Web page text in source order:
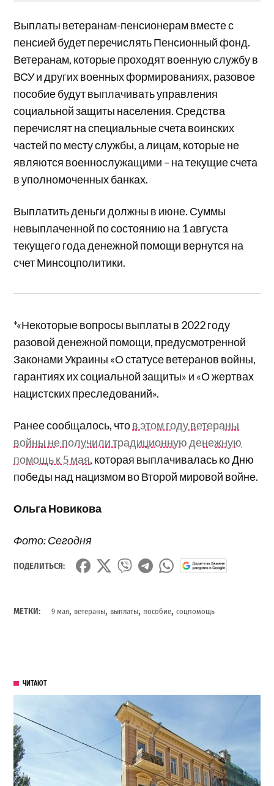
Выплаты ветеранам-пенсионерам вместе с
пенсией будет перечислять Пенсионный фонд.
Ветеранам, которые проходят военную службу в
ВСУ и других военных формированиях, разовое
пособие будут выплачивать управления
социальной защиты населения. Средства
перечислят на специальные счета воинских
частей по месту службы, а лицам, которые не
являются военнослужащими – на текущие счета
в уполномоченных банках.
Выплатить деньги должны в июне. Суммы
невыплаченной по состоянию на 1 августа
текущего года денежной помощи вернутся на
счет Минсоцполитики.
*«Некоторые вопросы выплаты в 2022 году
разовой денежной помощи, предусмотренной
Законами Украины «О статусе ветеранов войны,
гарантиях их социальной защиты» и «О жертвах
нацистских преследований».
Ранее сообщалось, чтов этом году ветераны
войны не получили традиционную денежную
помощь к 5 мая, которая выплачивалась ко Дню
победы над нацизмом во Второй мировой войне.
Ольга Новикова
Фото: Сегодня
ПОДЕЛИТЬСЯ:
МЕТКИ: 9 мая, ветераны, выплаты, пособие,соцпомощь
ЧИТАЮТ